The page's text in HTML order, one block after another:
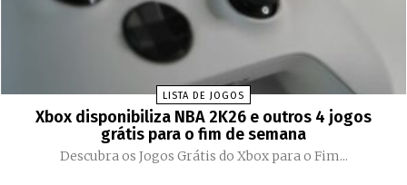
LISTA DE JOGOS
Xbox disponibiliza NBA 2K26 e outros 4 jogos
grátis para o fim de semana
Descubra os Jogos Grátis do Xbox para o Fim...